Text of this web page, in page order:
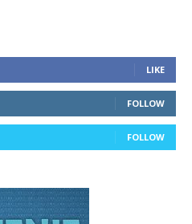
LIKE
FOLLOW
FOLLOW